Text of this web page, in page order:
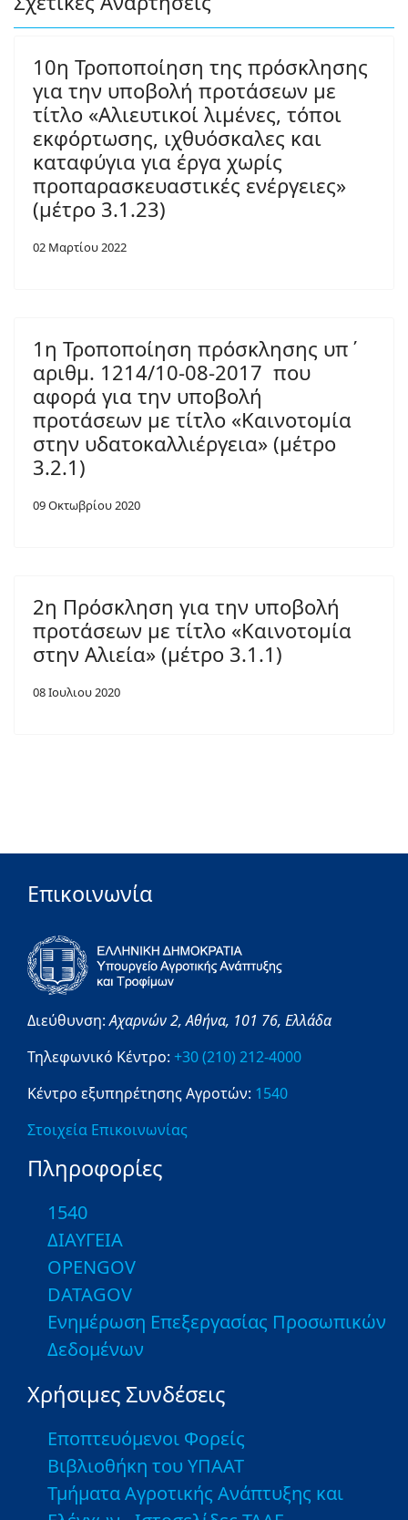
10η Τροποποίηση της πρόσκλησης
για την υποβολή προτάσεων με
τίτλο «Αλιευτικοί λιμένες, τόποι
εκφόρτωσης, ιχθυόσκαλες και
καταφύγια για έργα χωρίς
προπαρασκευαστικές ενέργειες»
(μέτρο 3.1.23)
02 Μαρτίου 2022
1η Τροποποίηση πρόσκλησης υπ΄
αριθμ. 1214/10-08-2017 που
αφορά για την υποβολή
προτάσεων με τίτλο «Καινοτομία
στην υδατοκαλλιέργεια» (μέτρο
3.2.1)
09 Οκτωβρίου 2020
2η Πρόσκληση για την υποβολή
προτάσεων με τίτλο «Καινοτομία
στην Αλιεία» (μέτρο 3.1.1)
08 Ιουλιου 2020
Επικοινωνία
Διεύθυνση:Αχαρνών 2,Αθήνα, 101 76, Ελλάδα
Τηλεφωνικό Κέντρο: +30 (210) 212-4000
Κέντρο εξυπηρέτησης Αγροτών: 1540
Στοιχεία Επικοινωνίας
Πληροφορίες
1540
ΔΙΑΥΓΕΙΑ
OPENGOV
DATAGOV
Ενημέρωση Επεξεργασίας Προσωπικών
Δεδομένων
Χρήσιμες Συνδέσεις
Εποπτευόμενοι Φορείς
Βιβλιοθήκη του ΥΠΑΑΤ
Τμήματα Αγροτικής Ανάπτυξης και